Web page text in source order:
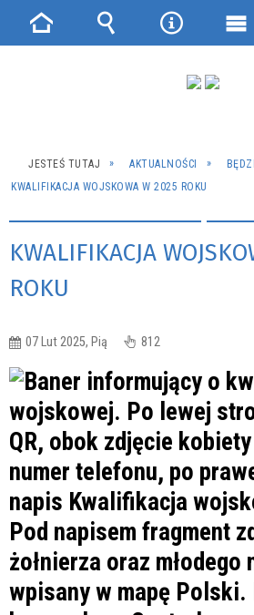
JESTEŚ TUTAJ AKTUALNOŚCI
KWALIFIKACJA WOJSKOWA W 2025 ROKU
KWALIFIKACJA
ROKU
07 Lut 2025, Pią 812
Strona Wyszukiwarka
Narzędzia